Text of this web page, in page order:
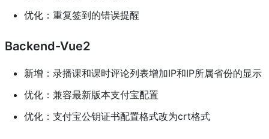
优化：重复签到的错误提醒
Backend-Vue2
新增：录播课和课时评论列表增加IP和IP所属省份的显示
优化：兼容最新版本支付宝配置
优化：支付宝公钥证书配置格式改为crt格式